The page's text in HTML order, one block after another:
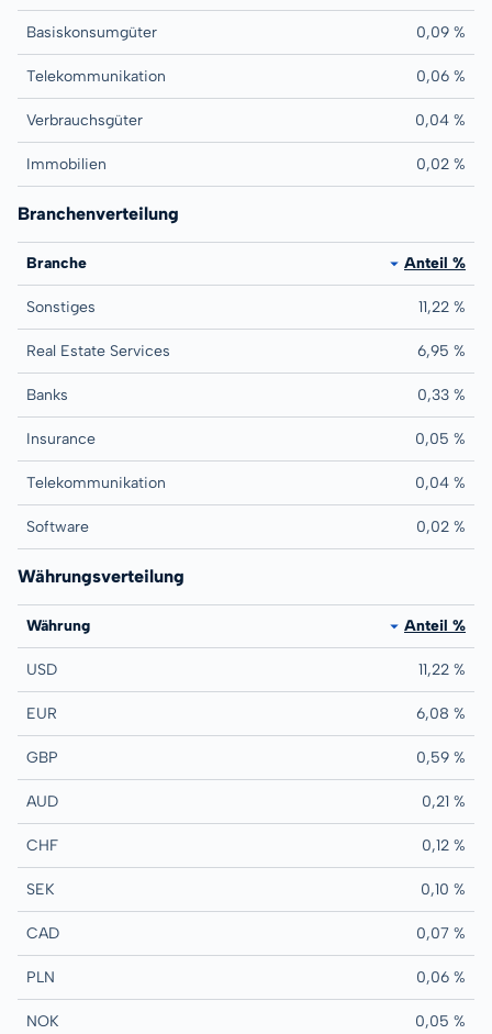
Basiskonsumgüter 0,09 %
Telekommunikation 0,06 %
Verbrauchsgüter 0,04 %
Immobilien 0,02 %
Branchenverteilung
Branche Anteil %
Sonstiges 11,22 %
Real Estate Services 6,95 %
Banks 0,33 %
Insurance 0,05 %
Telekommunikation 0,04 %
Software 0,02 %
Währungsverteilung
Währung Anteil %
USD 11,22 %
EUR 6,08 %
GBP 0,59 %
AUD 0,21 %
CHF 0,12 %
SEK 0,10 %
CAD 0,07 %
PLN 0,06 %
NOK 0,05 %